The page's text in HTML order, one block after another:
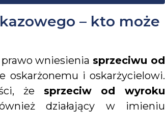
– kto może
prawo wniesienia sprzeciwu od
oskarżonemu i oskarżycielowi.
że sprzeciw od wyroku
działający w imieniu